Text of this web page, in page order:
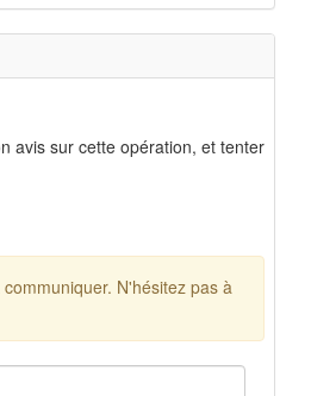
avis sur cette opération, et tenter
N'hésitez pas à